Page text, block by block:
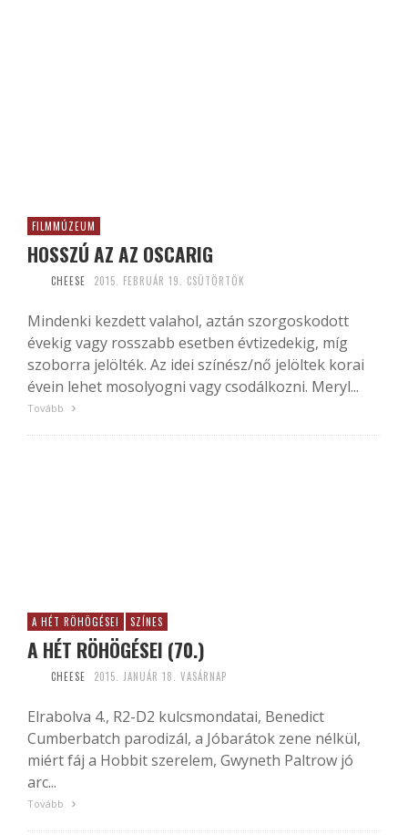
FILMMÚZEUM
HOSSZÚ AZ AZ OSCARIG
CHEESE 2015. FEBRUÁR 19. CSÜTÖRTÖK
Mindenki kezdett valahol, aztán szorgoskodott
évekig vagy rosszabb esetben évtizedekig, míg
szoborra jelölték. Az idei színész/nő jelöltek korai
évein lehet mosolyogni vagy csodálkozni. Meryl...
Tovább
A HÉT RÖHÖGÉSEI SZÍNES
A HÉT RÖHÖGÉSEI (70.)
CHEESE 2015. JANUÁR 18. VASÁRNAP
Elrabolva 4., R2-D2 kulcsmondatai, Benedict
Cumberbatch parodizál, a Jóbarátok zene nélkül,
miért fáj a Hobbit szerelem, Gwyneth Paltrow jó
arc...
Tovább